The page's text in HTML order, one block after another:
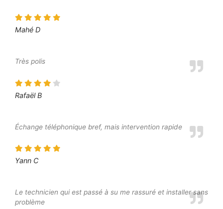
Mahé D
Très polis
Rafaël B
Échange téléphonique bref, mais intervention rapide
Yann C
Le technicien qui est passé à su me rassuré et installer sans
problème